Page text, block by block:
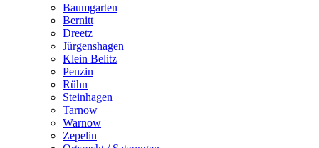
Baumgarten
Bernitt
Dreetz
Jürgenshagen
Klein Belitz
Penzin
Rühn
Steinhagen
Tarnow
Warnow
Zepelin